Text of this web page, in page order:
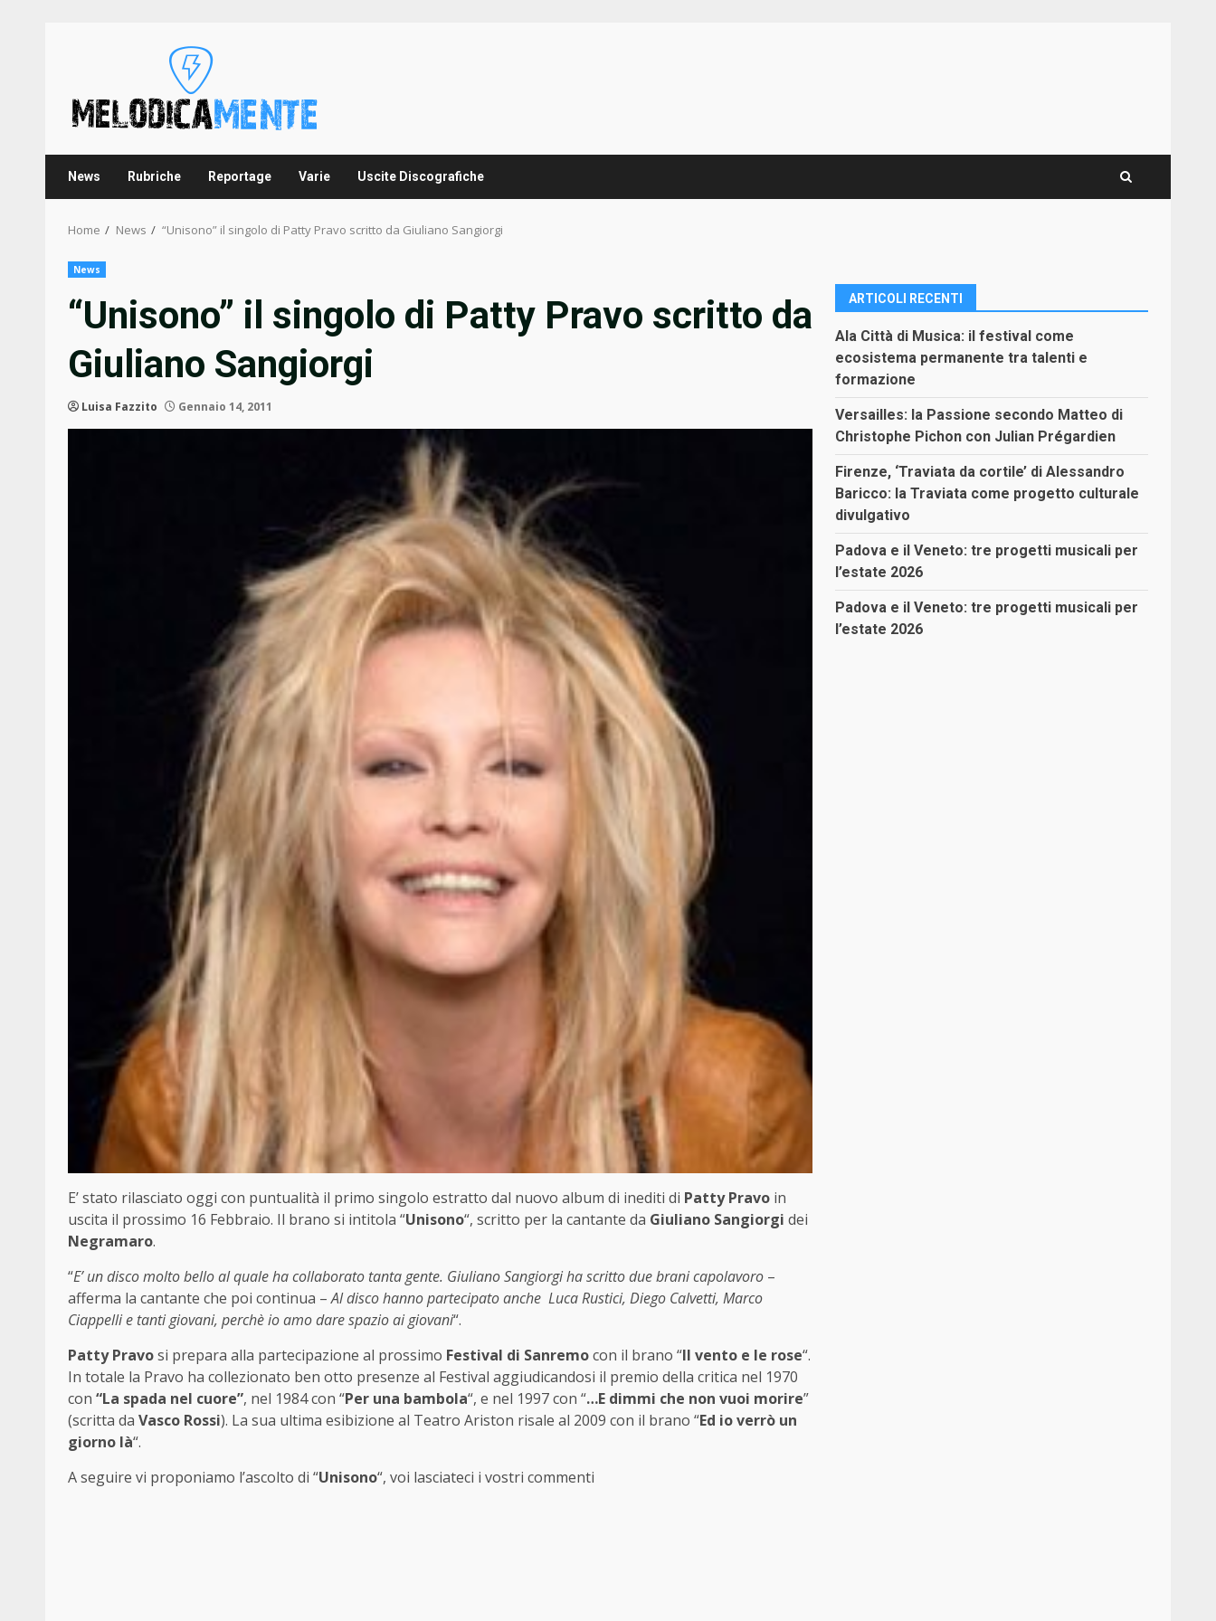
News Rubriche Reportage Varie Uscite Discografiche
Home News “Unisono” il singolo di Patty Pravo scritto da Giuliano Sangiorgi
News
“Unisono” il singolo di Patty Pravo scritto da
Giuliano Sangiorgi
Luisa Fazzito Gennaio 14, 2011
E’ stato rilasciato oggi con puntualità il primo singolo estratto dal nuovo album di inediti di Patty Pravo in
uscita il prossimo 16 Febbraio. Il brano si intitola “Unisono“, scritto per la cantante da Giuliano Sangiorgi dei
Negramaro.
“E’ un disco molto bello al quale ha collaborato tanta gente. Giuliano Sangiorgi ha scritto due brani capolavoro –
afferma la cantante che poi continua –Al disco hanno partecipato anche Luca Rustici, Diego Calvetti, Marco
Ciappelli e tanti giovani, perchè io amo dare spazio ai giovani“.
Patty Pravosi prepara alla partecipazione al prossimo Festival di Sanremocon il brano “Il vento e le rose“.
In totale la Pravo ha collezionato ben otto presenze al Festival aggiudicandosi il premio della critica nel 1970
con “La spada nel cuore”, nel 1984 con “Per una bambola“, e nel 1997 con “…E dimmi che non vuoi morire”
(scritta da Vasco Rossi). La sua ultima esibizione al Teatro Ariston risale al 2009 con il brano “Ed io verrò un
giorno là“.
A seguire vi proponiamo l’ascolto di “Unisono“, voi lasciateci i vostri commenti
ARTICOLI RECENTI
Ala Città di Musica: il festival come
ecosistema permanente tra talenti e
formazione
Versailles: la Passione secondo Matteo di
Christophe Pichon con Julian Prégardien
Firenze, ‘Traviata da cortile’ di Alessandro
Baricco: la Traviata come progetto culturale
divulgativo
Padova e il Veneto: tre progetti musicali per
l’estate 2026
Padova e il Veneto: tre progetti musicali per
l’estate 2026